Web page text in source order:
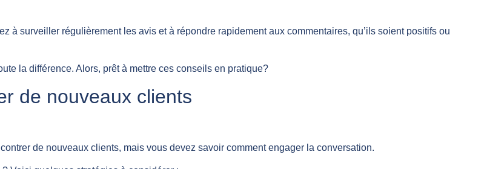
à surveiller régulièrement les avis et à répondre rapidement aux commentaires, qu’ils soient positifs ou
la différence. Alors, prêt à mettre ces conseils en pratique?
de nouveaux clients
de nouveaux clients, mais vous devez savoir comment engager la conversation.